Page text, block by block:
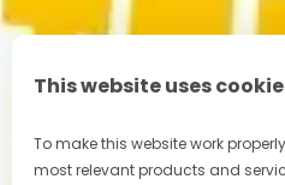
This website uses
To make this website work
most relevant products and